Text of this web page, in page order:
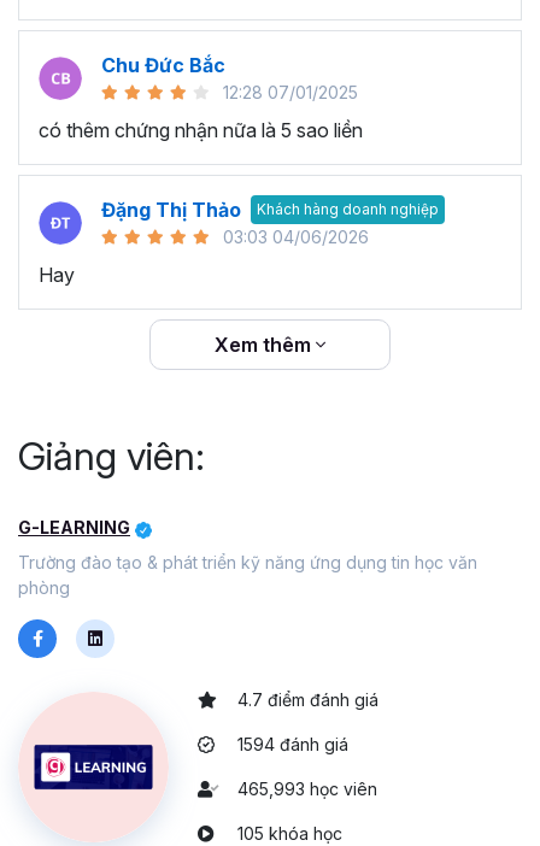
Chu Đức Bắc
12:28 07/01/2025
có thêm chứng nhận nữa là 5 sao liền
Đặng Thị Thảo Khách hàng doanh nghiệp
03:03 04/06/2026
Hay
Xem thêm
Giảng viên:
G-LEARNING
Trường đào tạo & phát triển kỹ năng ứng dụng tin học văn
phòng
4.7 điểm đánh giá
1594 đánh giá
465,993 học viên
105 khóa học